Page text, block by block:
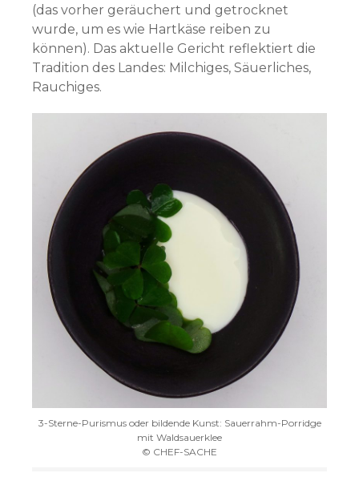
(das vorher geräuchert und getrocknet
wurde, um es wie Hartkäse reiben zu
können). Das aktuelle Gericht reflektiert die
Tradition des Landes: Milchiges, Säuerliches,
Rauchiges.
3-Sterne-Purismus oder bildende Kunst: Sauerrahm-Porridge
mit Waldsauerklee
© CHEF-SACHE